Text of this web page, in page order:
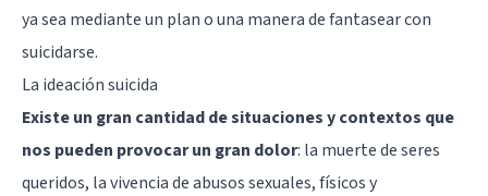
ya sea mediante un plan o una manera de fantasear con
suicidarse.
La ideación suicida
Existe un gran cantidad de situaciones y contextos que
nos pueden provocar un gran dolor: la muerte de seres
queridos, la vivencia de abusos sexuales, físicos y